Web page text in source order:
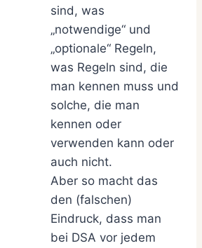
sind, was
„notwendige“ und
„optionale“ Regeln,
was Regeln sind, die
man kennen muss und
solche, die man
kennen oder
verwenden kann oder
auch nicht.
Aber so macht das
den (falschen)
Eindruck, dass man
bei DSA vor jedem